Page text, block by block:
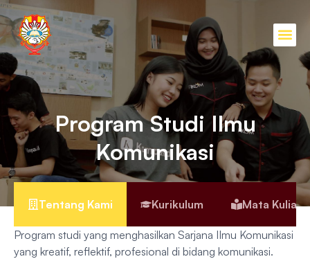
Program Studi Ilmu
Komunikasi
Tentang Kami Kurikulum Mata Kuliah
Program studi yang menghasilkan Sarjana IImu Komunikasi
yang kreatif, reflektif, profesional di bidang komunikasi.